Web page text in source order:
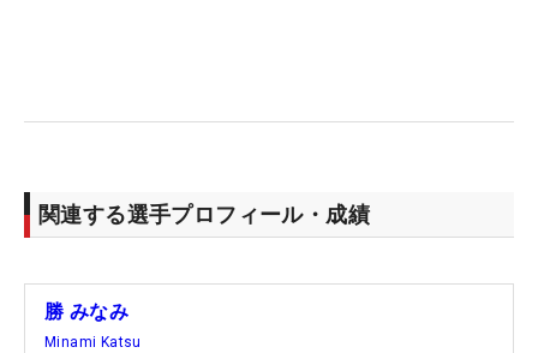
質問で多かったのは『上手くいかないときはどうし
ますか？』という気持ちが落ち込んだときの対処
しいし、うまくいくときはもちろん楽しい」とポジ
ティブに考えている。「全部うまくいく人なんてい
関連する選手プロフィール・成績
勝 みなみ
Minami Katsu